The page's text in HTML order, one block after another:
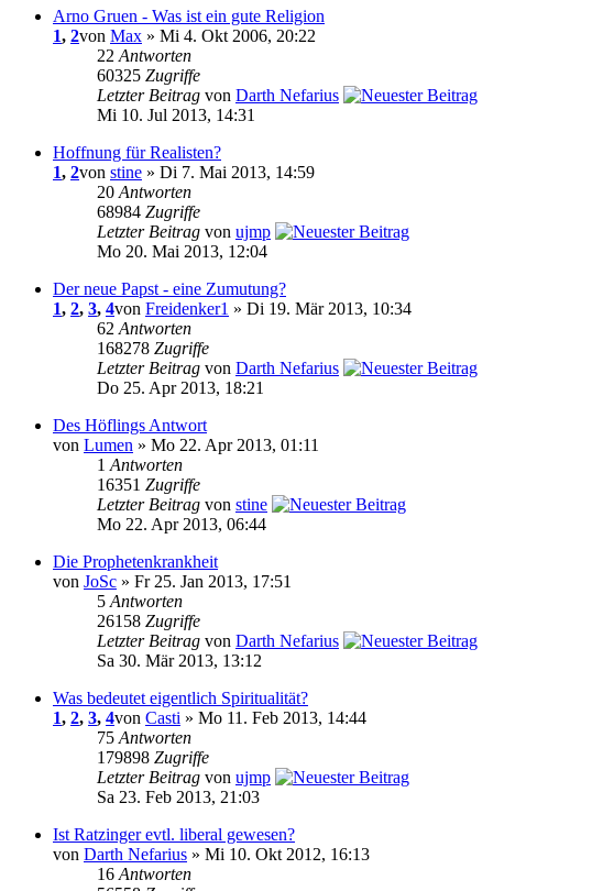
Arno Gruen - Was ist ein gute Religion
1, 2von Max » Mi 4. Okt 2006, 20:22
22 Antworten
60325 Zugriffe
Letzter Beitrag von Darth Nefarius
Mi 10. Jul 2013, 14:31
Hoffnung für Realisten?
1, 2von stine » Di 7. Mai 2013, 14:59
20 Antworten
68984 Zugriffe
Letzter Beitrag von ujmp
Mo 20. Mai 2013, 12:04
Der neue Papst - eine Zumutung?
1, 2, 3, 4von Freidenker1 » Di 19. Mär 2013, 10:34
62 Antworten
168278 Zugriffe
Letzter Beitrag von Darth Nefarius
Do 25. Apr 2013, 18:21
Des Höflings Antwort
von Lumen » Mo 22. Apr 2013, 01:11
1 Antworten
16351 Zugriffe
Letzter Beitrag von stine
Mo 22. Apr 2013, 06:44
Die Prophetenkrankheit
von JoSc » Fr 25. Jan 2013, 17:51
5 Antworten
26158 Zugriffe
Letzter Beitrag von Darth Nefarius
Sa 30. Mär 2013, 13:12
Was bedeutet eigentlich Spiritualität?
1, 2, 3, 4von Casti » Mo 11. Feb 2013, 14:44
75 Antworten
179898 Zugriffe
Letzter Beitrag von ujmp
Sa 23. Feb 2013, 21:03
Ist Ratzinger evtl. liberal gewesen?
von Darth Nefarius » Mi 10. Okt 2012, 16:13
16 Antworten